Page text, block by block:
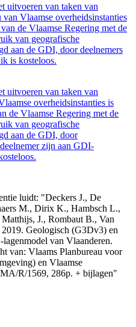
uitvoeren van taken van
Vlaamse overheidsinstanties
de Vlaamse Regering met de
van geografische
aan de GDI, door deelnemers
is kosteloos.
uitvoeren van taken van
overheidsinstanties is
de Vlaamse Regering met de
van geografische
aan de GDI, door
zijn aan GDI-
luidt: "Deckers J., De
M., Dirix K., Hambsch L.,
J., Rombaut B., Van
Geologisch (G3Dv3) en
van Vlaanderen.
van: Vlaams Planbureau voor
en Vlaamse
R/1569, 286p. + bijlagen"